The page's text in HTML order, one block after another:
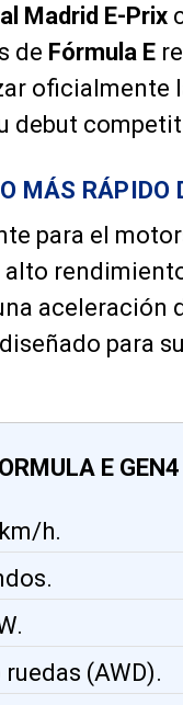
Madrid E-Prix
de Fórmula E
oficialmente
debut
MÁS RÁPIDO
para el
aceleración
para
E GEN4
h.
(AWD).